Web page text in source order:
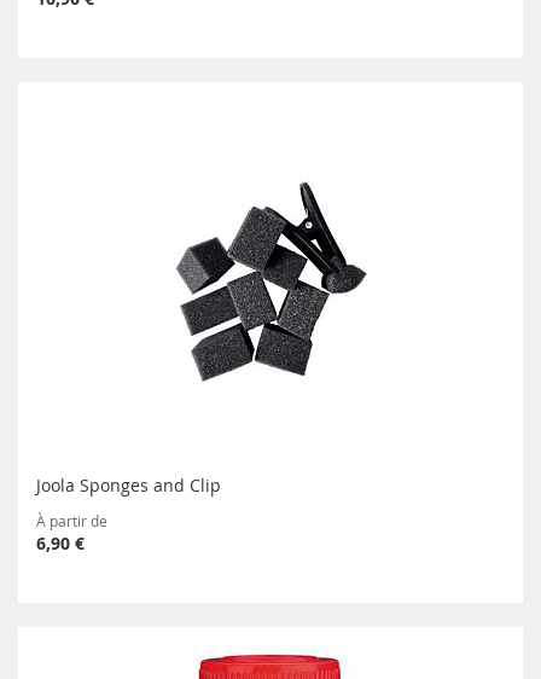
Joola Sponges and Clip
À partir de
6,90 €